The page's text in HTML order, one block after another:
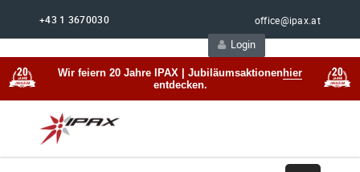
+43 1 3670030
office@ipax.at
Login
Wir feiern 20 Jahre IPAX | Jubiläumsaktionenhier
entdecken.